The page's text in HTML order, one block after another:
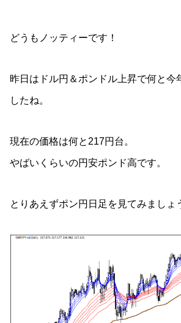
どうもノッティーです！
昨日はドル円＆ポンドル上昇で何と今
したね。
現在の価格は何と217円台。
やばいくらいの円安ポンド高です。
とりあえずポン円日足を見てみましょ